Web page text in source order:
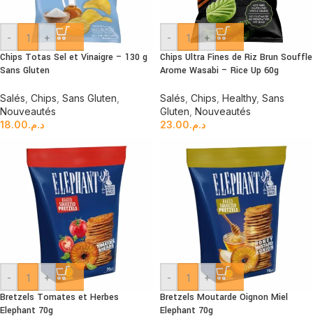
- +
Chips Totas Sel et Vinaigre – 130 g
Sans Gluten
Salés Chips Sans Gluten
Nouveautés
د.م.18.00
- +
Chips Ultra Fines de Riz Brun Souffle
Arome Wasabi – Rice Up 60g
Salés Chips Healthy, Sans
Gluten Nouveautés
د.م.23.00
- +
Bretzels Tomates et Herbes
Elephant 70g
- +
Bretzels Moutarde Oignon Miel
Elephant 70g